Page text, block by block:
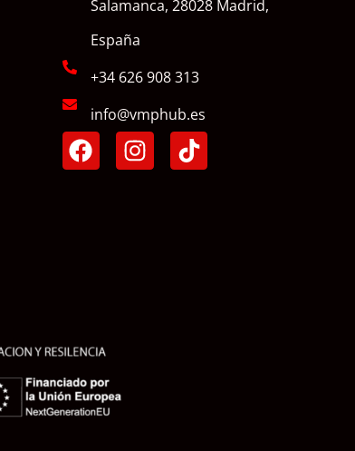
Salamanca, 28028 Madrid,
España
+34 626 908 313
info@vmphub.es